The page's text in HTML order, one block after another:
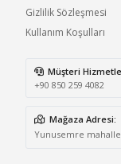
Gizlilik Sözleşmesi
Kullanım Koşulları
Müşteri
+90 850 259 4082
Mağaza Adresi:
Yunusemre